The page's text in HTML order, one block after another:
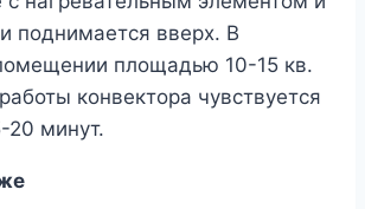
поднимается вверх. В
площадью 10-15 кв.
конвектора чувствуется
20 минут.